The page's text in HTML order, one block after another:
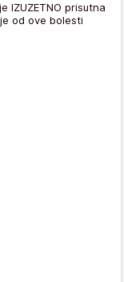
IZUZETNO prisutna
od ove bolesti